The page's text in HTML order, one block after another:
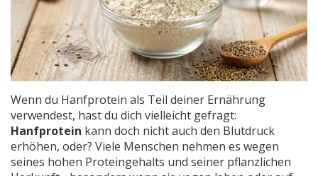
Wenn du Hanfprotein als Teil deiner Ernährung
verwendest, hast du dich vielleicht gefragt:
Hanfprotein kann doch nicht auch den Blutdruck
erhöhen, oder? Viele Menschen nehmen es wegen
seines hohen Proteingehalts und seiner pflanzlichen